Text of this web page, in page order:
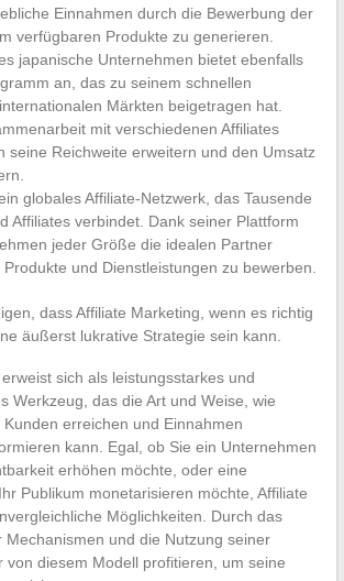
Einnahmen durch die Bewerbung der
verfügbaren Produkte zu generieren.
japanische Unternehmen bietet ebenfalls
an, das zu seinem schnellen
Märkten beigetragen hat.
mit verschiedenen Affiliates
seine Reichweite erweitern und den Umsatz
globales Affiliate-Netzwerk, das Tausende
Affiliates verbindet. Dank seiner Plattform
jeder Größe die idealen Partner
und Dienstleistungen zu bewerben.
dass Affiliate Marketing, wenn es richtig
äußerst lukrative Strategie sein kann.
sich als leistungsstarkes und
Werkzeug, das die Art und Weise, wie
erreichen und Einnahmen
kann. Egal, ob Sie ein Unternehmen
erhöhen möchte, oder eine
Publikum monetarisieren möchte, Affiliate
Möglichkeiten. Durch das
Mechanismen und die Nutzung seiner
von diesem Modell profitieren, um seine